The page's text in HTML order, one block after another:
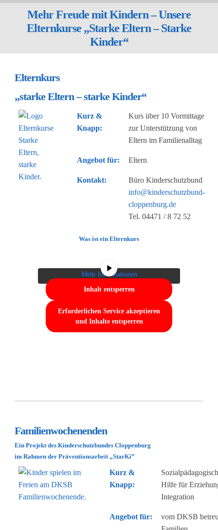
Mehr Freude mit Kindern – Unsere
Elternkurse „Starke Eltern – Starke
Kinder“
Elternkurs
„starke Eltern – starke Kinder“
Kurz &
Knapp:
Kurs über 10 Vormittage
zur Unterstützung von
Eltern im Familienalltag
Angebot für: Eltern
Kontakt:
Büro Kinderschutzbund
info@kinderschutzbund-
cloppenburg.de
Tel. 04471 / 8 72 52
Was ist ein Elternkurs
. Um auf den eigentlichen Inhalt
Mehr Informationen
Inhalt entsperren
Erforderlichen Service akzeptieren
und Inhalte entsperren
Familienwochenenden
Ein Projekt des Kinderschutzbundes Cloppenburg
im Rahmen der Präventionsarbeit „StarKi”
Kurz &
Knapp:
Hilfe für
Integration
Angebot für:
vom DKSB